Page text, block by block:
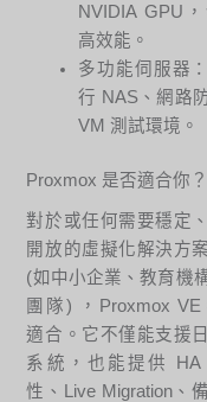
NVIDIA GPU
高效能。
多功能伺服器
行 NAS、網路
VM 測試環境。
Proxmox 是否適合你？
對於或任何需要穩定
開放的虛擬化解決方
(如中小企業、教育機
團隊) ，Proxmox VE
適合。它不僅能支援
系統，也能提供 HA
性、Live Migration、